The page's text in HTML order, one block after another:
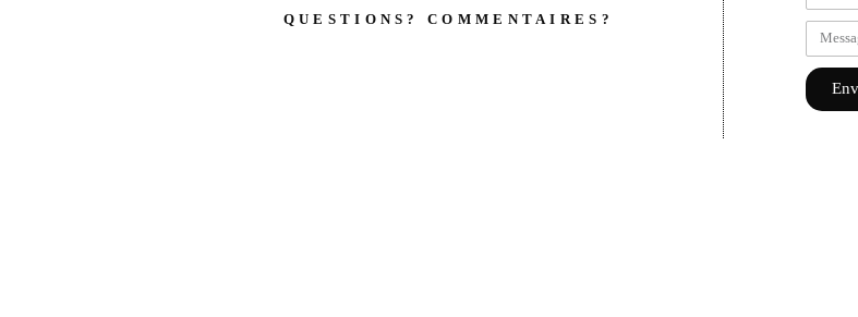
QUESTIONS? COMMENTAIRES?